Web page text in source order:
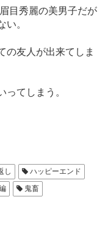
目秀麗の美男子だが
い。
の友人が出来てしま
ってしまう。
し
ハッピーエンド
鬼畜